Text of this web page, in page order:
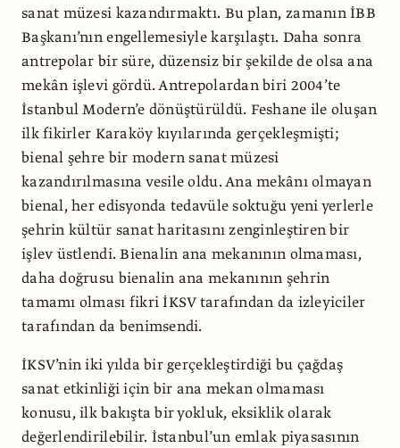
sanat müzesi kazandırmaktı. Bu plan, zamanın İBB
Başkanı’nın engellemesiyle karşılaştı. Daha sonra
antrepolar bir süre, düzensiz bir şekilde de olsa ana
mekân işlevi gördü. Antrepolardan biri 2004’te
İstanbul Modern’e dönüştürüldü. Feshane ile oluşan
ilk fikirler Karaköy kıyılarında gerçekleşmişti;
bienal şehre bir modern sanat müzesi
kazandırılmasına vesile oldu. Ana mekânı olmayan
bienal, her edisyonda tedavüle soktuğu yeni yerlerle
şehrin kültür sanat haritasını zenginleştiren bir
işlev üstlendi. Bienalin ana mekanının olmaması,
daha doğrusu bienalin ana mekanının şehrin
tamamı olması fikri İKSV tarafından da izleyiciler
tarafından da benimsendi.
İKSV’nin iki yılda bir gerçekleştirdiği bu çağdaş
sanat etkinliği için bir ana mekan olmaması
konusu, ilk bakışta bir yokluk, eksiklik olarak
değerlendirilebilir. İstanbul’un emlak piyasasının